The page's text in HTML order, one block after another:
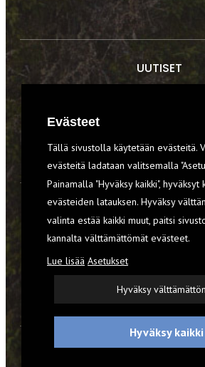
UUTISET
VARUSTEET
TILAA RETKI-LEHTI
YHTEYSTIEDOT
REKISTERISELOSTE
EVÄSTEET
Evästeet
Tällä sivustolla käytetään evästeitä.
evästeitä ladataan valitsemalla
Painamalla "Hyväksy kaikki", hyväksyt
evästeiden latauksen. Hyväksy
valinta estää kaikki muut, paitsi
kannalta välttämättömät evästeet.
Lue lisää Asetukset
Hyväksy
Hyväksy kaikki